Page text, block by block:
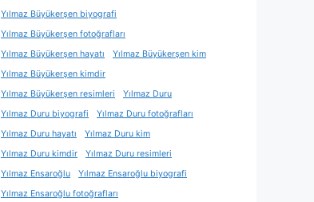
Yılmaz Büyükerşen biyografi
Yılmaz Büyükerşen fotoğrafları
Yılmaz Büyükerşen hayatı
Yılmaz Büyükerşen kim
Yılmaz Büyükerşen kimdir
Yılmaz Büyükerşen resimleri
Yılmaz Duru
Yılmaz Duru biyografi
Yılmaz Duru fotoğrafları
Yılmaz Duru hayatı
Yılmaz Duru kim
Yılmaz Duru kimdir
Yılmaz Duru resimleri
Yılmaz Ensaroğlu
Yılmaz Ensaroğlu biyografi
Yılmaz Ensaroğlu fotoğrafları